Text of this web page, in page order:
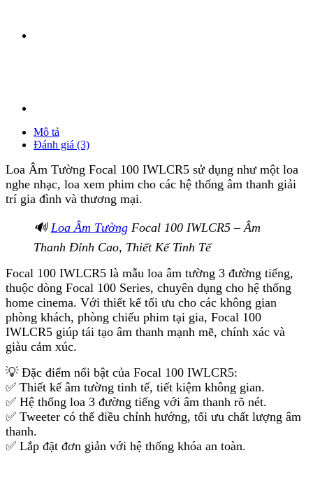
Mô tả
Đánh giá (3)
Loa Âm Tường Focal 100 IWLCR5 sử dụng như một loa
nghe nhạc, loa xem phim cho các hệ thống âm thanh giải
trí gia đình và thương mại.
🔊 Loa Âm Tường Focal 100 IWLCR5 – Âm
Thanh Đỉnh Cao, Thiết Kế Tinh Tế
Focal 100 IWLCR5 là mẫu loa âm tường 3 đường tiếng,
thuộc dòng Focal 100 Series, chuyên dụng cho hệ thống
home cinema. Với thiết kế tối ưu cho các không gian
phòng khách, phòng chiếu phim tại gia, Focal 100
IWLCR5 giúp tái tạo âm thanh mạnh mẽ, chính xác và
giàu cảm xúc.
💡 Đặc điểm nổi bật của Focal 100 IWLCR5:
✅ Thiết kế âm tường tinh tế, tiết kiệm không gian.
✅ Hệ thống loa 3 đường tiếng với âm thanh rõ nét.
✅ Tweeter có thể điều chỉnh hướng, tối ưu chất lượng âm
thanh.
✅ Lắp đặt đơn giản với hệ thống khóa an toàn.